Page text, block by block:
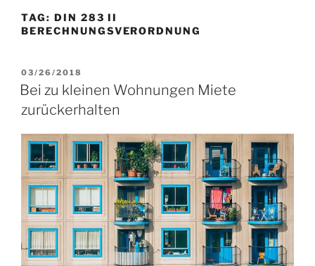
TAG: DIN 283 II
BERECHNUNGSVERORDNUNG
VERÖFFENTLICHT
AM
03/26/2018
Bei zu kleinen Wohnungen Miete
zurückerhalten